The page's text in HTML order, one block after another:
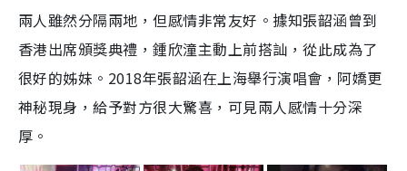
兩人雖然分隔兩地，但感情非常友好。據知張韶涵曾到
香港出席頒獎典禮，鍾欣潼主動上前搭訕，從此成為了
很好的姊妹。2018年張韶涵在上海舉行演唱會，阿嬌更
神秘現身，給予對方很大驚喜，可見兩人感情十分深
厚。